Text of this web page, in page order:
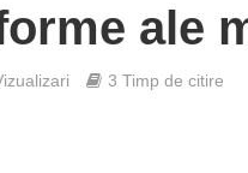
ale
3 Timp de citire